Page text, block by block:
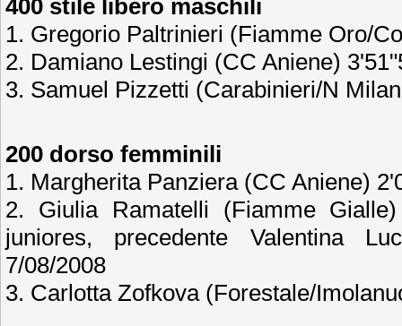
400 stile libero maschili
1. Gregorio Paltrinieri (Fiamme Oro/
2. Damiano Lestingi (CC Aniene)
3. Samuel Pizzetti (Carabinieri/N
200 dorso femminili
1. Margherita Panziera (CC Aniene)
2. Giulia Ramatelli (Fiamme
juniores, precedente Valentina
7/08/2008
3. Carlotta Zofkova (Forestale/